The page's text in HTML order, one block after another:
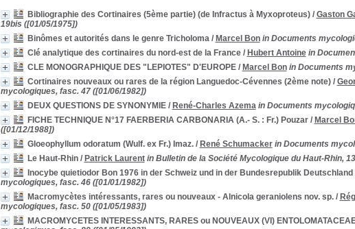
Bibliographie des Cortinaires (5ème partie) (de Infractus à Myxoproteus)/ Gaston
19bis ([01/05/1975])
Binômes et autorités dans le genre Tricholoma/ Marcel Bon in Documents
Clé analytique des cortinaires du nord-est de la France/ Hubert Antoine in
CLE MONOGRAPHIQUE DES "LEPIOTES" D'EUROPE/ Marcel Bon in Documents
Cortinaires nouveaux ou rares de la région Languedoc-Cévennes (2ème note)/
mycologiques, fasc. 47 ([01/06/1982])
DEUX QUESTIONS DE SYNONYMIE/ René-Charles Azema in Documents
FICHE TECHNIQUE N°17 FAERBERIA CARBONARIA (A.- S. : Fr.) Pouzar/ Marcel
([01/12/1988])
Gloeophyllum odoratum (Wulf. ex Fr.) Imaz./ René Schumacker in Documents
Le Haut-Rhin/ Patrick Laurent in Bulletin de la Société Mycologique du Haut-Rhin,
Inocybe quietiodor Bon 1976 in der Schweiz und in der Bundesrepublik Deutschland
mycologiques, fasc. 46 ([01/01/1982])
Macromycètes intéressants, rares ou nouveaux - Alnicola geraniolens nov. sp./
mycologiques, fasc. 50 ([01/05/1983])
MACROMYCETES INTERESSANTS, RARES ou NOUVEAUX (VI)